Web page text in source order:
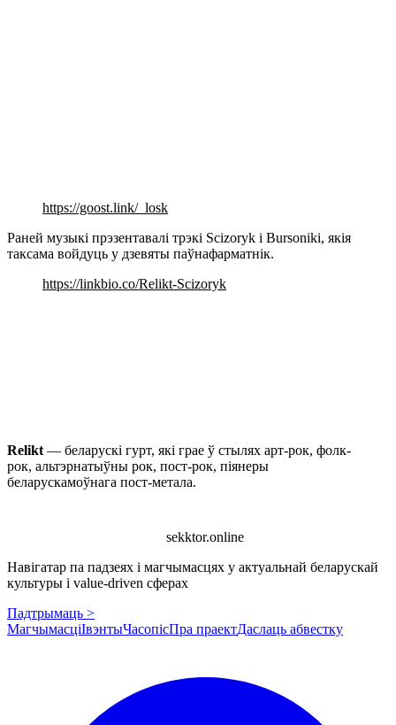
https://goost.link/_losk
Раней музыкі прэзентавалі трэкі Scizoryk і Bursoniki, якія
таксама войдуць у дзевяты паўнафарматнік.
https://linkbio.co/Relikt-Scizoryk
Relikt — беларускі гурт, які грае ў стылях арт-рок, фолк-
рок, альтэрнатыўны рок, пост-рок, піянеры
беларускамоўнага пост-метала.
sekktor.online
Навігатар па падзеях і магчымасцях у актуальнай беларускай
культуры і value-driven сферах
Падтрымаць >
МагчымасціІвэнтыЧасопісПра праектДаслаць абвестку